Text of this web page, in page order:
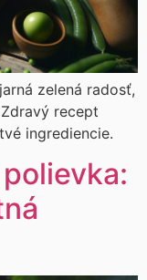
zelená radosť,
recept
ingrediencie.